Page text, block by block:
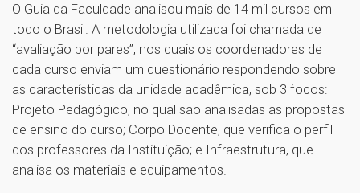
O Guia da Faculdade analisou mais de 14 mil cursos em
todo o Brasil. A metodologia utilizada foi chamada de
“avaliação por pares”, nos quais os coordenadores de
cada curso enviam um questionário respondendo sobre
as características da unidade acadêmica, sob 3 focos:
Projeto Pedagógico, no qual são analisadas as propostas
de ensino do curso; Corpo Docente, que verifica o perfil
dos professores da Instituição; e Infraestrutura, que
analisa os materiais e equipamentos.